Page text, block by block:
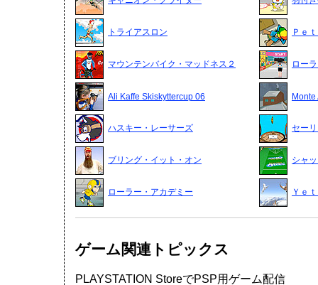
トライアスロン Ｐｅ
マウンテンバイク・マッドネス２ ロー
Ali Kaffe Skiskyttercup 06
ハスキー・レーサーズ セー
ブリング・イット・オン シャ
ローラー・アカデミー Ｙｅ
ゲーム関連トピックス
PLAYSTATION StoreでPSP用ゲーム配信